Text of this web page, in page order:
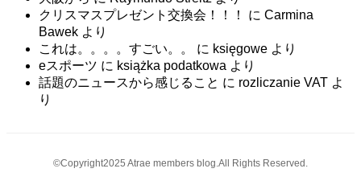
クリスマスプレゼント交換会！！！
に Carmina
Bawek より
これは。。。。すごい。。
に księgowe より
eスポーツ に książka podatkowa より
話題のニュースから感じること に rozliczanie VAT よ
り
©Copyright2025 Atrae members blog.All Rights Reserved.